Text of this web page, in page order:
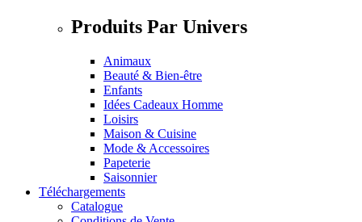
Produits Par Univers
Animaux
Beauté & Bien-être
Enfants
Idées Cadeaux Homme
Loisirs
Maison & Cuisine
Mode & Accessoires
Papeterie
Saisonnier
Téléchargements
Catalogue